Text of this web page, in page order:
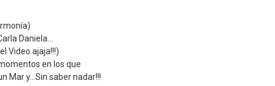
Daniela...
Video ajaja!!!)
en los que
Mar y...Sin saber nadar!!!